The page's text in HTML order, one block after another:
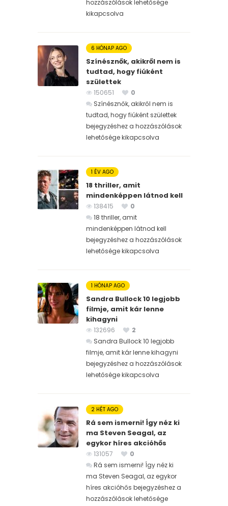
hozzászólások lehetősége
kikapcsolva
6 HÓNAP AGO
Színésznők, akikről nem is
tudtad, hogy fiúként
születtek
150651
0
Színésznők, akikről nem is
tudtad, hogy fiúként születtek
bejegyzéshez a hozzászólások
lehetősége kikapcsolva
1 ÉV AGO
18 thriller, amit
mindenképpen látnod kell
138415
0
18 thriller, amit
mindenképpen látnod kell
bejegyzéshez a hozzászólások
lehetősége kikapcsolva
1 HÓNAP AGO
Sandra Bullock 10 legjobb
filmje, amit kár lenne
kihagyni
132696
2
Sandra Bullock 10 legjobb
filmje, amit kár lenne kihagyni
bejegyzéshez a hozzászólások
lehetősége kikapcsolva
2 HÉT AGO
Rá sem ismerni! Így néz ki
ma Steven Seagal, az
egykor híres akcióhős
131057
0
Rá sem ismerni! Így néz ki
ma Steven Seagal, az egykor
híres akcióhős bejegyzéshez a
hozzászólások lehetősége